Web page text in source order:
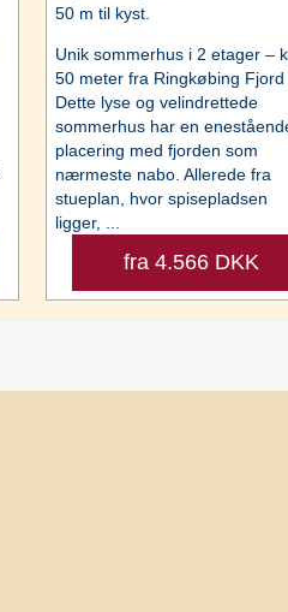
50 m til kyst.
Unik sommerhus i 2 etager –
50 meter fra Ringkøbing Fjord
Dette lyse og velindrettede
sommerhus har en
placering med fjorden som
nærmeste nabo. Allerede fra
stueplan, hvor spisepladsen
ligger, ...
fra 4.566 DKK